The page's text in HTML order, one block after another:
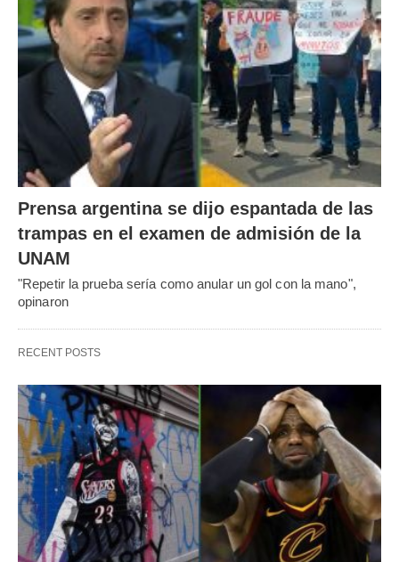
Prensa argentina se dijo espantada de las
trampas en el examen de admisión de la
UNAM
"Repetir la prueba sería como anular un gol con la mano",
opinaron
RECENT POSTS